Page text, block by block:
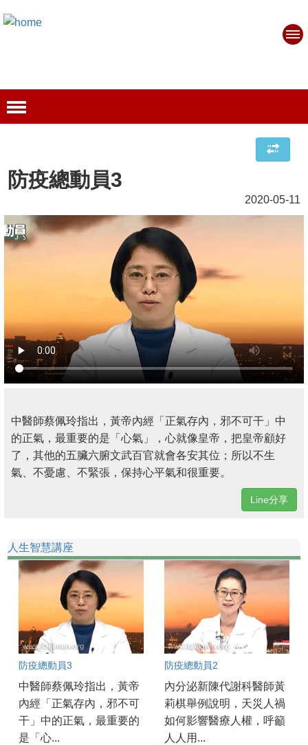
防疫總動員3
2020-05-11
中醫師蔡佩玲指出，黃帝內經「正氣存內，邪不可干」中
的正氣，最重要的是「心氣」，心就像皇帝，把皇帝顧好
了，其他的五臟六腑文武百官就會各安其位；所以不生
氣、不憂慮、不緊張，保持心平氣和很重要。
Line分享
人生智慧講座
防疫總動員3
中醫師蔡佩玲指出，黃帝
內經「正氣存內，邪不可
干」中的正氣，最重要的
是「心...
防疫總動員2
內分泌新陳代謝科醫師黃
莉棋舉例說明，天災人禍
如何影響醫療人權，呼籲
人人用...